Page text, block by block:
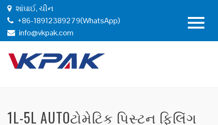
શાંઘાઈ, ચીન
+86-18912389279(WhatsApp)
info@vkpak.com
1L-5L AUTOટોમેટિક પિસ્ટન ફિલિંગ